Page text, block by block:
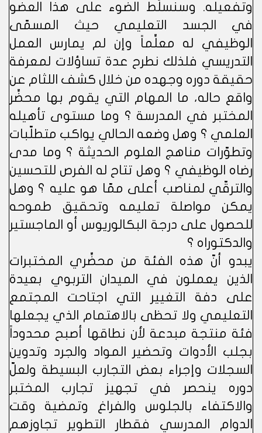
وتفعيله. وسنسلِّط الضوء على هذا العضو
في الجسد التعليمي حيث المسمّى
الوظيفي له معلِّماً وإن لم يمارس العمل
التدريسي فلذلك نطرح عدة تساؤلات لمعرفة
حقيقة دوره وجهده من خلال كشف اللثام عن
واقع حاله، ما المهام التي يقوم بها محضِّر
المختبر في المدرسة ؟ وما مستوى تأهيله
العلمي ؟ وهل وضعه الحالي يواكب متطلّبات
وتطوّرات مناهج العلوم الحديثة ؟ وما مدى
رضاه الوظيفي ؟ وهل تتاح له الفرص للتحسين
والترقّي لمناصب أعلى ممّا هو عليه ؟ وهل
يمكن مواصلة تعليمه وتحقيق طموحه
للحصول على درجة البكالوريوس أو الماجستير
والدكتوراه ؟
يبدو أنّ هذه الفئة من محضِّري المختبرات
الذين يعملون في الميدان التربوي بعيدة
على دفة التغيير التي اجتاحت المجتمع
التعليمي ولا تحظى بالاهتمام الذي يجعلها
فئة منتجة مبدعة لأن نطاقها أصبح محدوداً
بجلب الأدوات وتحضير المواد والجرد وتدوين
السجلات وإجراء بعض التجارب البسيطة ولعلّ
دوره ينحصر في تجهيز تجارب المختبر
والاكتفاء بالجلوس والفراغ وتمضية وقت
الدوام المدرسي فقطار التطوير تجاوزهم